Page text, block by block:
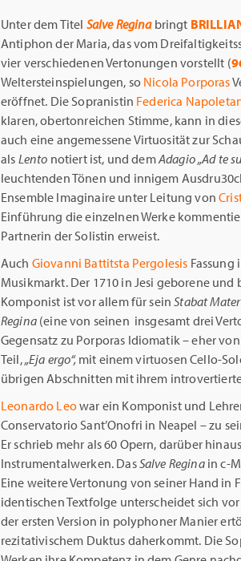
Unter dem Titel Salve Reginabringt
Antiphon der Maria, das vom
vier verschiedenen Vertonungen vorstellt (
Weltersteinspielungen, so Nicola Porporas
eröffnet. Die Sopranistin Federica
klaren, obertonreichen Stimme, kann in
auch eine angemessene Virtuosität zur
als Lento notiert ist, und demAdagio„Ad te
leuchtenden Tönen und innigem
Ensemble Imaginaire unter Leitung von
Einführung die einzelnen Werke
Partnerin der Solistin erweist.
Auch Giovanni Battitsta Pergolesis
Musikmarkt. Der 1710 in Jesi geborene
Komponist ist vor allem für seinStabatMater
Regina(eine von seinen insgesamt drei
Gegensatz zu Porporas Idiomatik – eher
Teil,„Eja ergo“,mit einem virtuosen Cello-
übrigen Abschnitten mit ihrem
Leonardo Leowar ein Komponist und
Conservatorio Sant’Onofri in Neapel – zu
Er schrieb mehr als 60 Opern, darüber
Instrumentalwerken. DasSalve Reginain c-
Eine weitere Vertonung von seiner Hand in
identischen Textfolge unterscheidet sich
der ersten Version in polyphoner Manier
rezitativischem Duktus daherkommt. Die